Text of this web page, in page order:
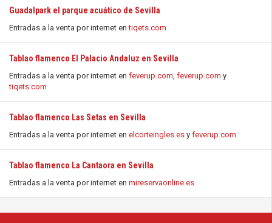
Guadalpark el parque acuático de Sevilla
Entradas a la venta por internet entiqets.com
Tablao flamenco El Palacio Andaluz en Sevilla
Entradas a la venta por internet en feverup.com, feverup.com y
tiqets.com
Tablao flamenco Las Setas en Sevilla
Entradas a la venta por internet en elcorteingles.es y feverup.com
Tablao flamenco La Cantaora en Sevilla
Entradas a la venta por internet en mireservaonline.es